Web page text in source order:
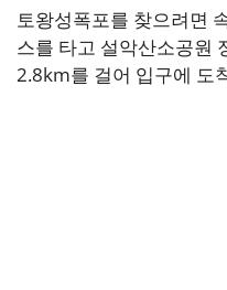
토왕성폭포를 찾으려면
스를 타고 설악산소공원
2.8km를 걸어 입구에 도